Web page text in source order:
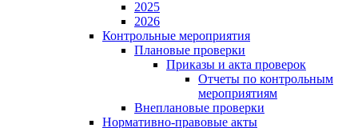
2025
2026
Контрольные мероприятия
Плановые проверки
Приказы и акта проверок
Отчеты по контрольным
мероприятиям
Внеплановые проверки
Нормативно-правовые акты